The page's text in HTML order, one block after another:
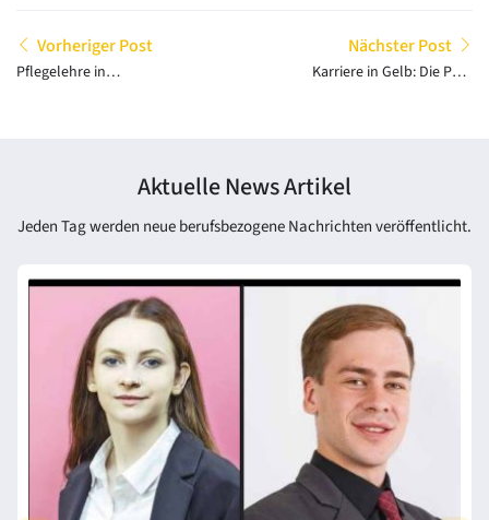
Vorheriger Post
Pflegelehre in
Nächster Post
Karriere in Gelb: Die Post
Aktuelle News Artikel
Jeden Tag werden neue berufsbezogene Nachrichten veröffentlicht.